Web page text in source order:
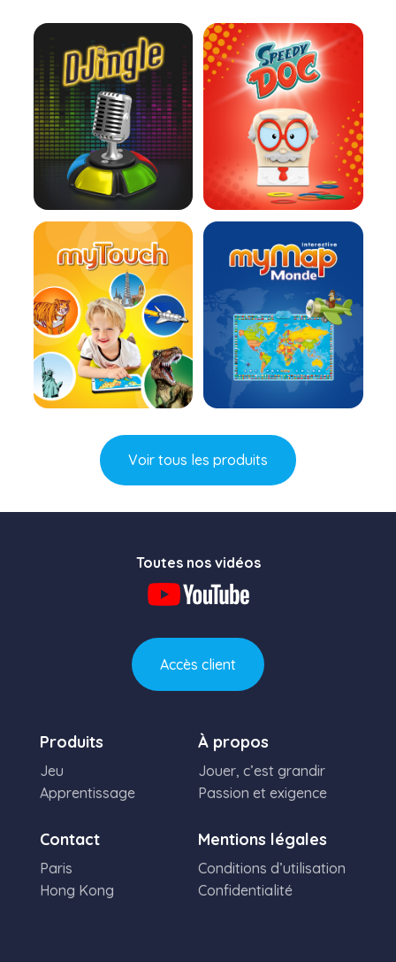
En savoir plus
En savoir plus
En savoir plus
Voir tous les produits
Toutes nos vidéos
Produits
Jeu
Apprentissage
À propos
Jouer, c’est grandir
Passion et exigence
Contact
Paris
Hong Kong
Mentions légales
Conditions d’utilisation
Confidentialité
Accès client